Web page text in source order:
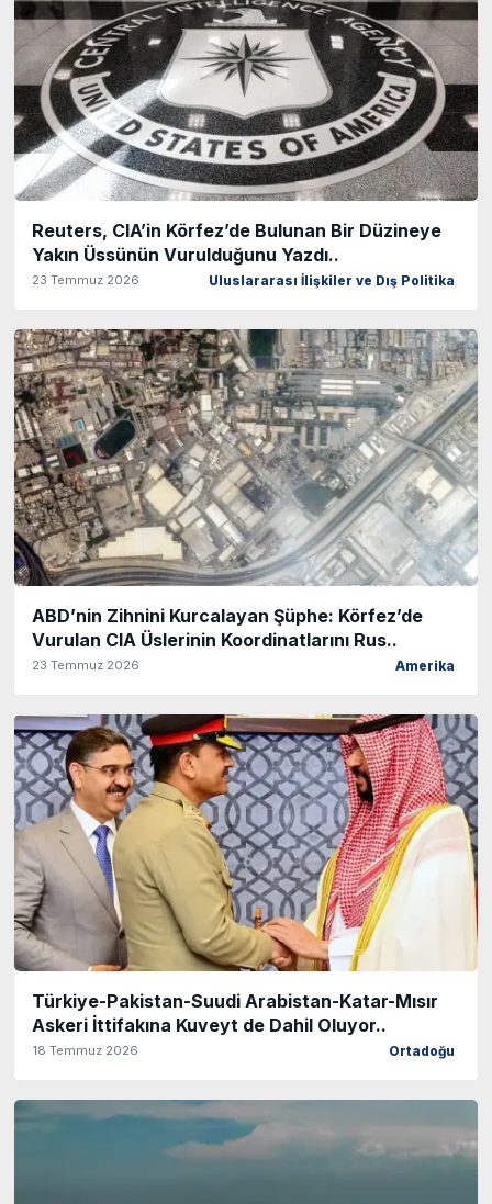
Reuters, CIA’in Körfez’de Bulunan Bir Düzineye
Yakın Üssünün Vurulduğunu Yazdı..
23 Temmuz 2026 Uluslararası İlişkiler ve Dış Politika
ABD’nin Zihnini Kurcalayan Şüphe: Körfez’de
Vurulan CIA Üslerinin Koordinatlarını Rus..
23 Temmuz 2026 Amerika
Türkiye-Pakistan-Suudi Arabistan-Katar-Mısır
Askeri İttifakına Kuveyt de Dahil Oluyor..
18 Temmuz 2026 Ortadoğu